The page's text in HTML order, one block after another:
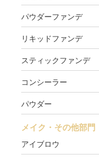
パウダーファンデ
リキッドファンデ
スティックファンデ
コンシーラー
パウダー
メイク・その他部門
アイブロウ